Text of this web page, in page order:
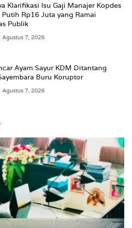
Klarifikasi Isu Gaji Manajer Kopdes
Putih Rp16 Juta yang Ramai
Publik
Agustus 7, 2026
Ayam Sayur KDM Ditantang
Buru Koruptor
Agustus 7, 2026